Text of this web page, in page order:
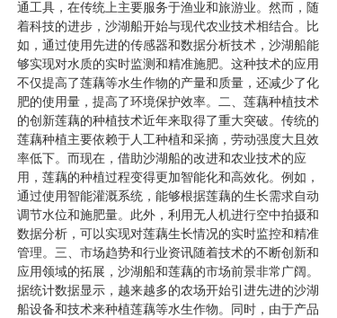
通工具，在传统上主要服务于渔业和旅游业。然而，随
着科技的进步，沙湖船开始与现代农业技术相结合。比
如，通过使用先进的传感器和数据分析技术，沙湖船能
够实现对水质的实时监测和精准施肥。这种技术的应用
不仅提高了莲藕等水生作物的产量和质量，还减少了化
肥的使用量，提高了环境保护效率。二、莲藕种植技术
的创新莲藕的种植技术近年来取得了重大突破。传统的
莲藕种植主要依赖于人工种植和采摘，劳动强度大且效
率低下。而现在，借助沙湖船的改进和农业技术的应
用，莲藕的种植过程变得更加智能化和高效化。例如，
通过使用智能灌溉系统，能够根据莲藕的生长需求自动
调节水位和施肥量。此外，利用无人机进行空中拍摄和
数据分析，可以实现对莲藕生长情况的实时监控和精准
管理。三、市场趋势和行业资讯随着技术的不断创新和
应用领域的拓展，沙湖船和莲藕的市场前景非常广阔。
据统计数据显示，越来越多的农场开始引进先进的沙湖
船设备和技术来种植莲藕等水生作物。同时，由于产品